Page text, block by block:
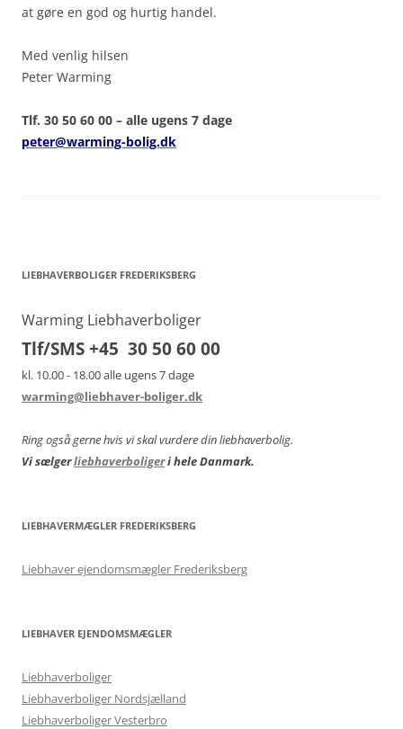
at gøre en god og hurtig handel.
Med venlig hilsen
Peter Warming
Tlf. 30 50 60 00 – alle ugens 7 dage
peter@warming-bolig.dk
LIEBHAVERBOLIGER FREDERIKSBERG
Warming Liebhaverboliger
Tlf/SMS +45 30 50 60 00
kl. 10.00 - 18.00 alle ugens 7 dage
warming@liebhaver-boliger.dk
Ring også gerne hvis vi skal vurdere din liebhaverbolig.
Vi sælgerliebhaverboligeri hele Danmark.
LIEBHAVERMÆGLER FREDERIKSBERG
Liebhaver ejendomsmægler Frederiksberg
LIEBHAVER EJENDOMSMÆGLER
Liebhaverboliger
Liebhaverboliger Nordsjælland
Liebhaverboliger Vesterbro